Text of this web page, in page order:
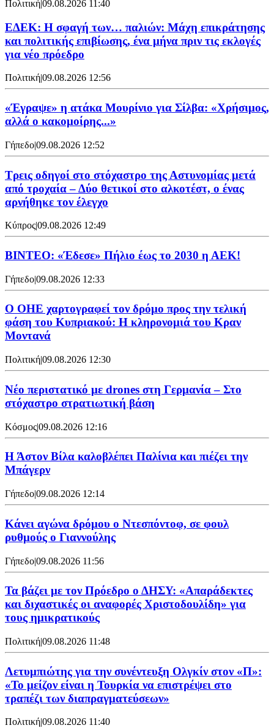
Πολιτική09.08.2026 11:40
ΕΔΕΚ: Η σφαγή των… παλιών: Μάχη επικράτησης
και πολιτικής επιβίωσης, ένα μήνα πριν τις εκλογές
για νέο πρόεδρο
Πολιτική|09.08.2026 12:56
«Έγραψε» η ατάκα Μουρίνιο για Σίλβα: «Χρήσιμος,
αλλά ο κακομοίρης...»
Γήπεδο|09.08.2026 12:52
Τρεις οδηγοί στο στόχαστρο της Αστυνομίας μετά
από τροχαία – Δύο θετικοί στο αλκοτέστ, ο ένας
αρνήθηκε τον έλεγχο
Κύπρος|09.08.2026 12:49
ΒΙΝΤΕΟ: «Έδεσε» Πήλιο έως το 2030 η ΑΕΚ!
Γήπεδο|09.08.2026 12:33
Ο ΟΗΕ χαρτογραφεί τον δρόμο προς την τελική
φάση του Κυπριακού: Η κληρονομιά του Κραν
Μοντανά
Πολιτική|09.08.2026 12:30
Νέο περιστατικό με drones στη Γερμανία – Στο
στόχαστρο στρατιωτική βάση
Κόσμος|09.08.2026 12:16
Η Άστον Βίλα καλοβλέπει Παλίνια και πιέζει την
Μπάγερν
Γήπεδο|09.08.2026 12:14
Kάνει αγώνα δρόμου ο Ντεσπόντοφ, σε φουλ
ρυθμούς ο Γιαννούλης
Γήπεδο|09.08.2026 11:56
Τα βάζει με τον Πρόεδρο ο ΔΗΣΥ: «Απαράδεκτες
και διχαστικές οι αναφορές Χριστοδουλίδη» για
τους ημικρατικούς
Πολιτική|09.08.2026 11:48
Λετυμπιώτης για την συνέντευξη Ολγκίν στον «Π»:
«Το μείζον είναι η Τουρκία να επιστρέψει στο
τραπέζι των διαπραγματεύσεων»
Πολιτική|09.08.2026 11:40